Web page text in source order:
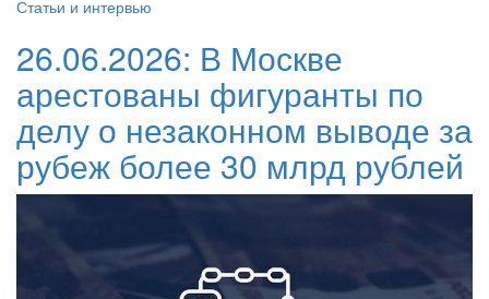
Статьи и интервью
26.06.2026: В Москве
арестованы фигуранты по
делу о незаконном выводе за
рубеж более 30 млрд рублей